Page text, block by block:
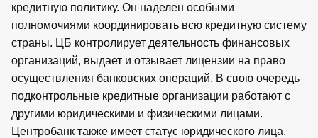
кредитную политику. Он наделен особыми
полномочиями координировать всю кредитную систему
страны. ЦБ контролирует деятельность финансовых
организаций, выдает и отзывает лицензии на право
осуществления банковских операций. В свою очередь
подконтрольные кредитные организации работают с
другими юридическими и физическими лицами.
Центробанк также имеет статус юридического лица.